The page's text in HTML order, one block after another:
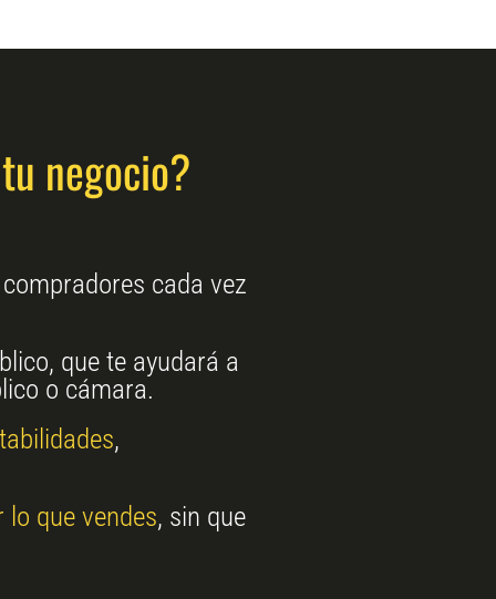
negocio?
cada vez
que te ayudará a
o cámara.
,
que vendes, sin que